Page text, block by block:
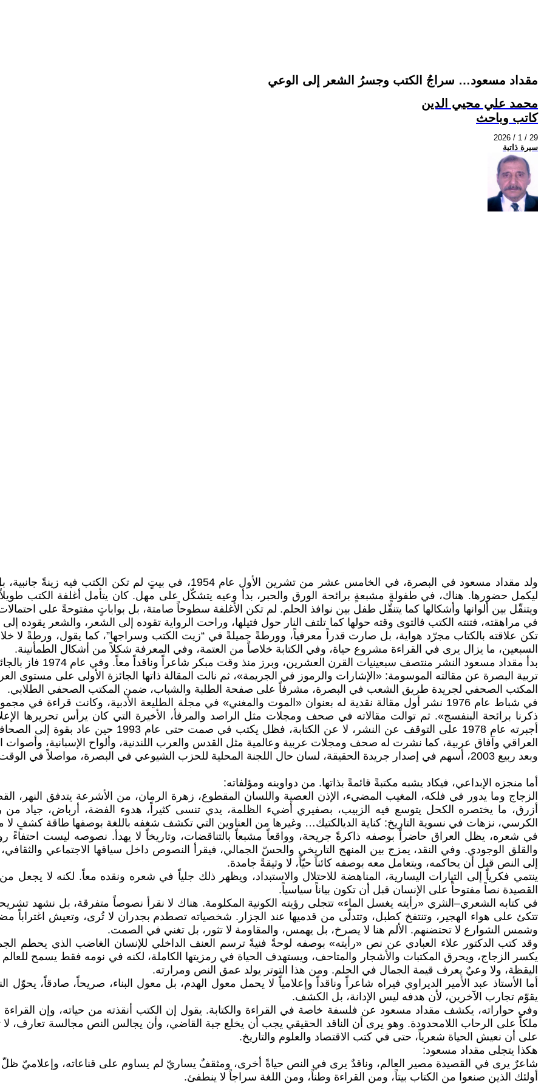
مقداد مسعود… سراجُ الكتب وجسرُ الشعر إلى الوعي
محمد علي محيي الدين
كاتب وباحث
2026 / 1 / 29
سيرة ذاتية
ولد مقداد مسعود في البصرة، في الخامس عشر من تشرين الأول عام
ليكمل حضورها. هناك، في طفولةٍ مشبعةٍ برائحة الورق والحبر، بدأ وعيه يتشكّل على مهل. كان يتأمل أغلفة الكتب
ويتنقّل بين ألوانها وأشكالها كما يتنقّل طفل بين نوافذ الحلم. لم تكن الأغلفة سطوحاً صامتة، بل بواباتٍ مفتوحةً على احتمالات
في مراهقته، فتنته الكتب فالتوى وقته حولها كما تلتف النار حول فتيلها، وراحت الرواية تقوده إلى الشعر، والشعر يقوده
تكن علاقته بالكتاب مجرّد هواية، بل صارت قدراً معرفياً، وورطةً جميلةً في “زيت الكتب وسراجها”، كما يقول، ورطةً لا
السبعين، ما يزال يرى في القراءة مشروع حياة، وفي الكتابة خلاصاً من العتمة، وفي المعرفة شكلاً من أشكال الطمأنينة.
بدأ مقداد مسعود
تربية البصرة عن مقالته الموسومة: «الإشارات والرموز في الجريمة»، ثم نالت المقالة ذاتها الجائزة الأولى على
المكتب الصحفي لجريدة طريق الشعب في البصرة، مشرفاً على صفحة الطلبة والشباب، ضمن المكتب الصحفي الطلابي.
في شباط عام 1976 نشر أول مقالة نقدية له بعنوان «الموت والمغني» في مجلة الطليعة الأدبية، وكانت
ذكرنا برائحة البنفسج». ثم توالت مقالاته في صحف ومجلات مثل الراصد والمرفأ، الأخيرة التي كان يرأس تحريرها
أجبرته عام 1978 على التوقف عن النشر، لا عن
العراقي وآفاق عربية، كما نشرت له صحف ومجلات عربية وعالمية مثل القدس والعرب اللندنية، وألواح الإسبانية، وأصوات
وبعد ربيع 2003، أسهم في إصدار جريدة الحقيقة، لسان حال اللجنة المحلية للحزب الشيوعي في البصرة، مواصلاً في الوقت نفسه عمله في طريق الشعب.
أما منجزه الإبداعي، فيكاد يشبه مكتبةً قائمةً بذاتها. من دواوينه ومؤلفاته:
الزجاج وما يدور في فلكه، المغيب المضيء، الإذن العصية واللسان المقطوع، زهرة الرمان، من الأشرعة يتدفق النهر،
أزرق، ما يختصره الكحل يتوسع فيه الزبيب، بصفيري أضيء الظلمة، يدي تنسى كثيراً، هدوء الفضة، أرباض، جياد من
الكرسي، نزهات في نسوية التاريخ: كناية الديالكتيك… وغيرها من العناوين التي تكشف شغفه باللغة بوصفها طاقة كشفٍ لا
في شعره، يظل العراق حاضراً بوصفه ذاكرةً جريحة، وواقعاً مشبعاً بالتناقضات، وتاريخاً لا يهدأ. نصوصه ليست احتفاءً
والقلق الوجودي. وفي النقد، يمزج بين المنهج التاريخي والحسّ الجمالي، فيقرأ النصوص داخل سياقها الاجتماعي
إلى النص قبل أن يحاكمه، ويتعامل معه بوصفه كائناً حيّاً، لا وثيقةً جامدة.
ينتمي فكرياً إلى التيارات اليسارية، المناهضة للاحتلال والاستبداد، ويظهر ذلك جلياً في شعره ونقده معاً. لكنه لا
القصيدة نصاً مفتوحاً على الإنسان قبل أن تكون بياناً سياسياً.
في كتابه الشعري–النثري «رأيته يغسل الماء» تتجلى رؤيته الكونية المكلومة. هناك لا نقرأ نصوصاً متفرقة، بل نشهد
تتكئ على هواء الهجير، وتنتفخ كطبل، وتتدلّى من قدميها عند الجزار. شخصياته تصطدم بجدران لا تُرى، وتعيش اغتراباً
وشمس الشوارع لا تحتضنهم. الألم هنا لا يصرخ، بل يهمس، والمقاومة لا تثور، بل تغني في الصمت.
وقد كتب الدكتور علاء العبادي عن نص «رأيته» بوصفه لوحةً فنيةً ترسم العنف الداخلي للإنسان الغاضب الذي يحطم
يكسر الزجاج، ويحرق المكتبات والأشجار والمتاحف، ويستهدف الحياة في رمزيتها الكاملة، لكنه في نومه فقط يسمح
اليقظة، ولا وعيٌ يعرف قيمة الجمال في الحلم. ومن هذا التوتر يولد عمق النص ومرارته.
أما الأستاذ عبد الأمير الديراوي فيراه شاعراً وناقداً وإعلامياً لا يحمل معول الهدم، بل معول البناء، صريحاً، صادقاً،
يقوّم تجارب الآخرين، لأن هدفه ليس الإدانة، بل الكشف.
وفي حواراته، يكشف مقداد مسعود عن فلسفة خاصة في القراءة والكتابة. يقول إن الكتب أنقذته من حياته، وإن القراءة
ملكاً على الرحاب اللامحدودة. وهو يرى أن الناقد الحقيقي يجب أن يخلع جبة القاضي، وأن يجالس النص مجالسة تعارف،
على أن نعيش الحياة شعرياً، حتى في كتب الاقتصاد والعلوم والتاريخ.
هكذا يتجلى مقداد مسعود:
شاعرٌ يرى في القصيدة مصير العالم، وناقدٌ يرى في النص حياةً أخرى، ومثقفٌ يساريّ لم يساوم على قناعاته، وإعلاميّ ظلّ
أولئك الذين صنعوا من الكتاب بيتاً، ومن القراءة وطناً، ومن اللغة سراجاً لا ينطفئ.